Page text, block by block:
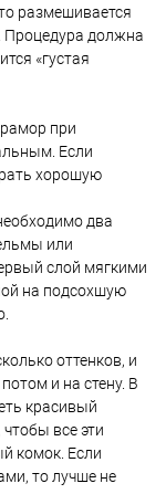
размешивается
Процедура должна
«густая
при
Если
хорошую
два
или
слой мягкими
на подсохшую
оттенков, и
и на стену. В
красивый
все эти
комок. Если
то лучше не